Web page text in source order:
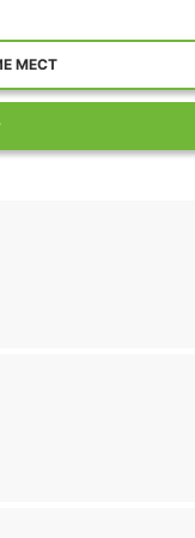
МЕСТ